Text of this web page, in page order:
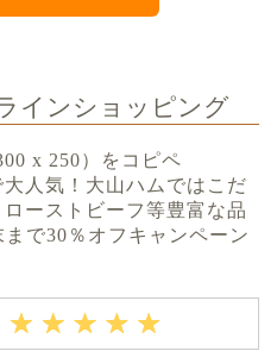
インショッピング
x 250）をコピペ
人気！大山ハムではこだ
ーストビーフ等豊富な品
で30％オフキャンペーン